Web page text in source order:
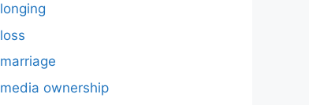
longing
loss
marriage
media ownership